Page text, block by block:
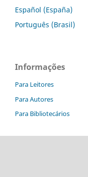
Español (España)
Português (Brasil)
Informações
Para Leitores
Para Autores
Para Bibliotecários